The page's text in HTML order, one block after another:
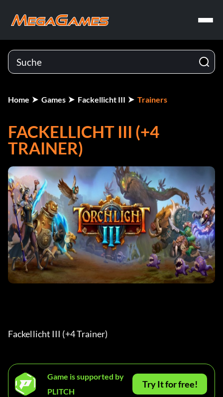
Home Games Fackellicht III Trainers
FACKELLICHT III (+4
TRAINER)
Fackellicht III (+4 Trainer)
Game is supported by
PLITCH
Try It for free!